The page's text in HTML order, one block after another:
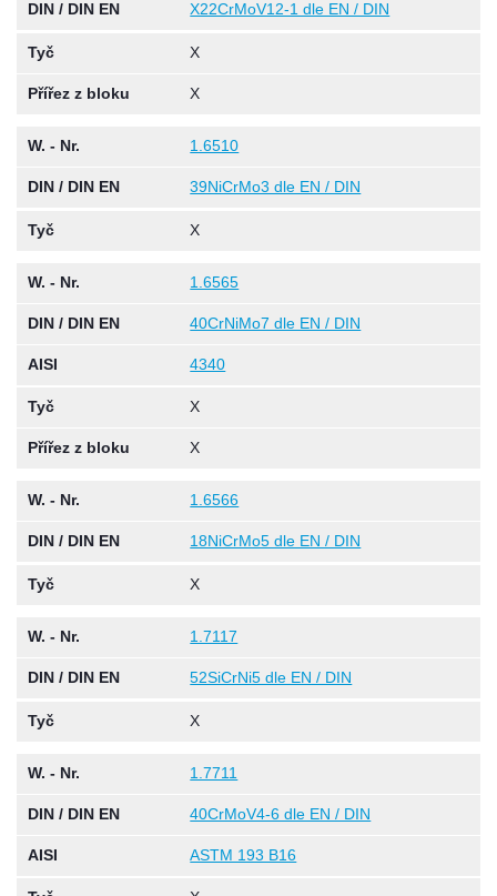
DIN / DIN EN X22CrMoV12-1 dle EN / DIN
Tyč X
Přířez z bloku X
W. - Nr. 1.6510
DIN / DIN EN 39NiCrMo3 dle EN / DIN
Tyč X
W. - Nr. 1.6565
DIN / DIN EN 40CrNiMo7 dle EN / DIN
AISI 4340
Tyč X
Přířez z bloku X
W. - Nr. 1.6566
DIN / DIN EN 18NiCrMo5 dle EN / DIN
Tyč X
W. - Nr. 1.7117
DIN / DIN EN 52SiCrNi5 dle EN / DIN
Tyč X
W. - Nr. 1.7711
DIN / DIN EN 40CrMoV4-6 dle EN / DIN
AISI ASTM 193 B16